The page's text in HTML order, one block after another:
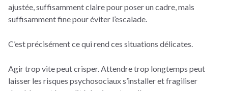
ajustée, suffisamment claire pour poser un cadre, mais
suffisamment fine pour éviter l’escalade.
C’est précisément ce qui rend ces situations délicates.
Agir trop vite peut crisper. Attendre trop longtemps peut
laisser les risques psychosociaux s’installer et fragiliser